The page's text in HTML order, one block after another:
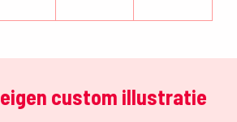
custom illustratie